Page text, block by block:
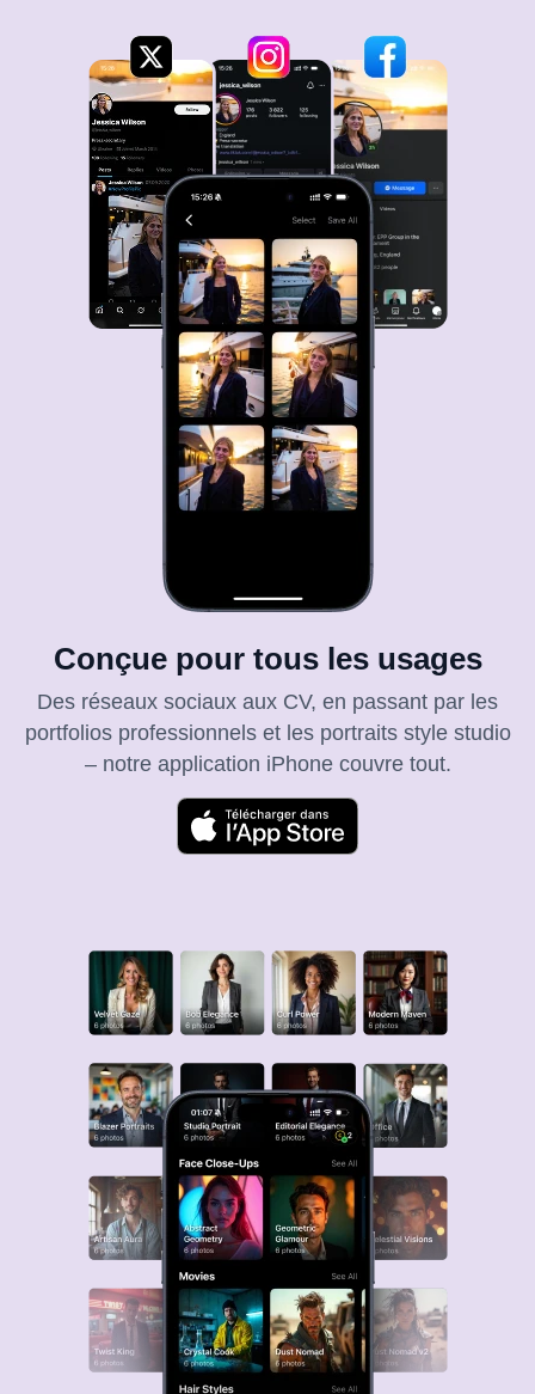
Conçue pour tous les usages
Des réseaux sociaux aux CV, en passant par les
portfolios professionnels et les portraits style studio
– notre application iPhone couvre tout.